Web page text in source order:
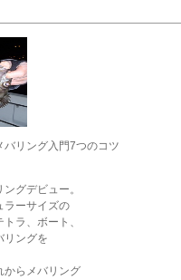
リング入門7つのコツ
グデビュー。
ラーサイズの
ラ、ボート、
リングを
からメバリング